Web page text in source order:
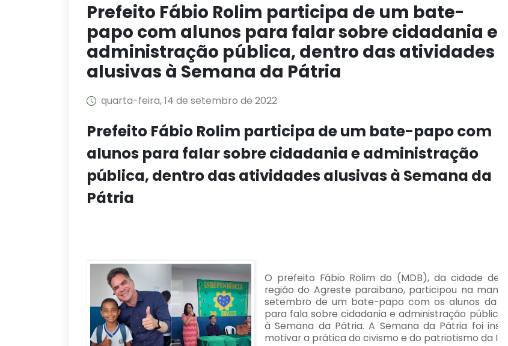
Prefeito Fábio Rolim participa de um bate-
papo com alunos para falar sobre cidadania e
administração pública, dentro das atividades
alusivas à Semana da Pátria
quarta-feira, 14 de setembro de 2022
Prefeito Fábio Rolim participa de um bate-papo com
alunos para falar sobre cidadania e administração
pública, dentro das atividades alusivas à Semana da
Pátria
O prefeito Fábio Rolim do (MDB), da cidade de
região do Agreste paraibano, participou na
setembro de um bate-papo com os alunos da
para fala sobre cidadania e administração pública,
à Semana da Pátria. A Semana da Pátria foi
motivar a prática do civismo e do patriotismo da